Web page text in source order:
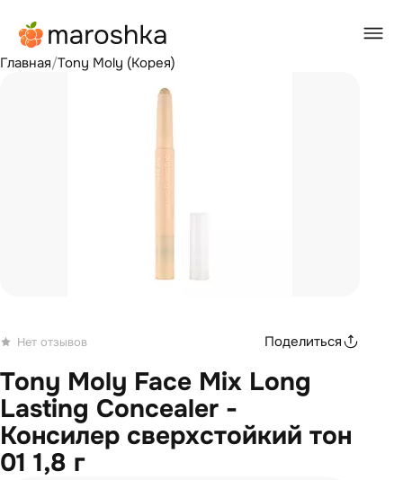
Главная/Tony Moly (Корея)
Нет отзывов Поделиться
Tony Moly Face Mix Long
Lasting Concealer -
Консилер сверхстойкий тон
01 1,8 г